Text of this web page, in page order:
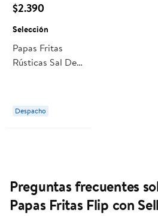
$2.390
Selección
Papas Fritas
Rústicas Sal De
Despacho
Preguntas frecuentes
Papas Fritas Flip con